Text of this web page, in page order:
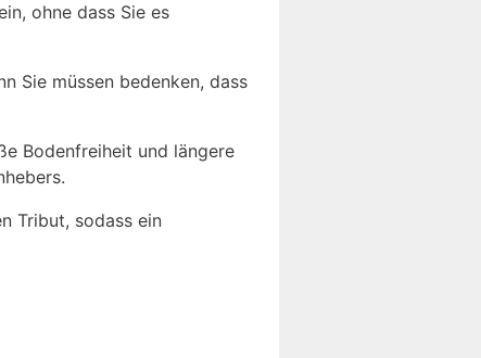
ohne dass Sie es
Sie müssen bedenken, dass
Bodenfreiheit und längere
Tribut, sodass ein